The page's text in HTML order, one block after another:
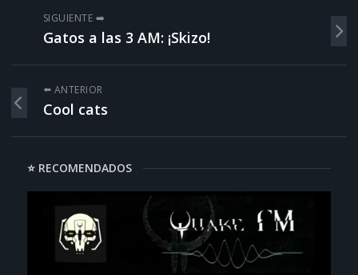
SIGUIENTE ➡️
Gatos a las 3 AM: ¡Skizo!
⬅️ ANTERIOR
Cool cats
⭐ RECOMENDADOS